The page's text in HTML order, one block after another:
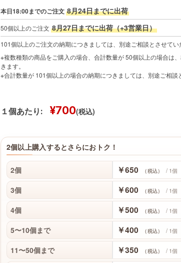
本日18:00までのご注文 8月24日までに出荷
50個以上のご注文 8月27日までに出荷（+3営業日）
101個以上のご注文の納期につきましては、別途ご相談とさせてい
※複数種類の商品をご購入の場合、合計数量が 50個以上の場合は
きます。
※合計数量が 101個以上の場合の納期につきましては、別途ご相談
１個あたり: ¥700(税込)
2個以上購入するとさらにおトク！
2個 ￥650 （税込） / 1個
3個 ￥600 （税込） / 1個
4個 ￥500 （税込） / 1個
5〜10個まで ￥400 （税込） / 1個
11〜50個まで ￥350 （税込） / 1個